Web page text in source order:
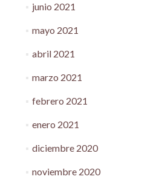
junio 2021
mayo 2021
abril 2021
marzo 2021
febrero 2021
enero 2021
diciembre 2020
noviembre 2020